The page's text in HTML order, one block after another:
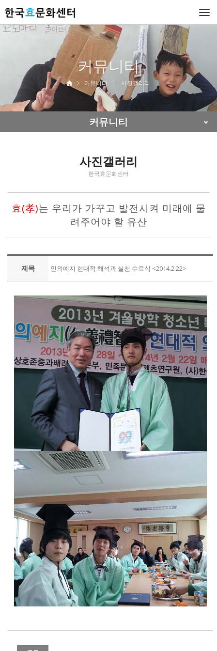
커뮤니티
커뮤니티 사진갤러리
커뮤니티
사진갤러리
한국효문화센터
효(孝)는 우리가 가꾸고 발전시켜 미래에 물
려주어야 할 유산
제목 인의예지 현대적 해석과 실천 수료식 <2014.2.22>